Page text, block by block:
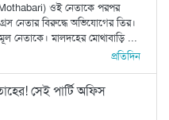
ওই নেতাকে পরপর
নেতার বিরুদ্ধে অভিযোগের তির।
নেতাকে। মালদহের মোথাবাড়ি ...
প্রতিদিন
সেই পার্টি অফিস